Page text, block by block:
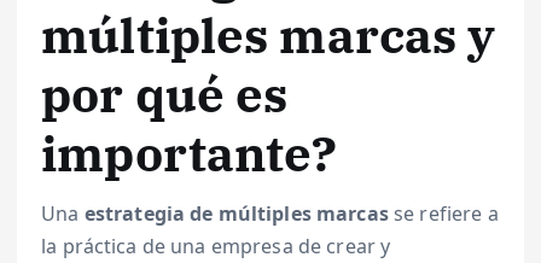
múltiples marcas y
por qué es
importante?
Una estrategia de múltiples marcasse refiere a
la práctica de una empresa de crear y